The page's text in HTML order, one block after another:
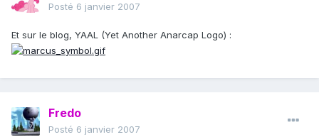
Posté 6 janvier 2007
Et sur le blog, YAAL (Yet Another Anarcap Logo) :
Fredo
Posté 6 janvier 2007